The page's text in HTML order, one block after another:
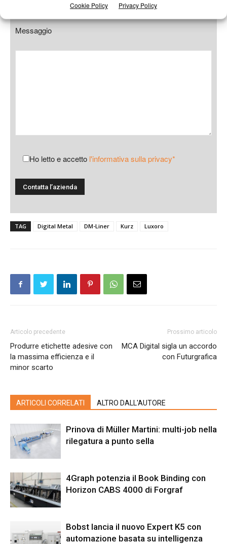
Cookie Policy Privacy Policy
Messaggio
Ho letto e accetto l'informativa sulla privacy*
TAG Digital Metal DM-Liner Kurz Luxoro
Articolo precedente
Produrre etichette adesive con
la massima efficienza e il
minor scarto
Prossimo articolo
MCA Digital sigla un accordo
con Futurgrafica
ARTICOLI CORRELATI ALTRO DALL'AUTORE
Prinova di Müller Martini: multi-job nella
rilegatura a punto sella
4Graph potenzia il Book Binding con
Horizon CABS 4000 di Forgraf
Bobst lancia il nuovo Expert K5 con
automazione basata su intelligenza